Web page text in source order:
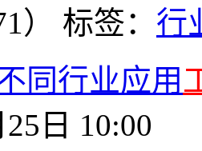
） 标签： 行
同行业应用
日 10:00